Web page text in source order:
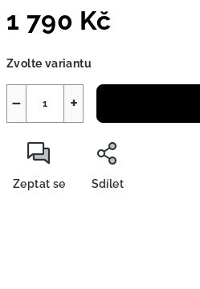
1 790 Kč
cena:
Zvolte variantu
+
−
Zeptat se Sdílet